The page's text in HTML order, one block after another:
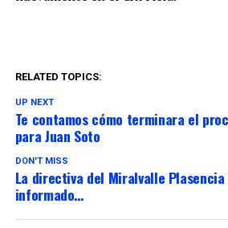
RELATED TOPICS:
UP NEXT
Te contamos cómo terminara el
para Juan Soto
DON'T MISS
La directiva del Miralvalle
informado…